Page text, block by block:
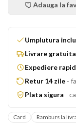
Adauga la
Umplutura
Livrare gratuita
Expediere
Retur 14 zile -
Plata sigura -
Card Ramburs la